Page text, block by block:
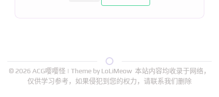
© 2026 ACG嘤嘤怪 | Theme by LoLiMeow 本站内容均收录于网络，
仅供学习参考，如果侵犯到您的权力，请联系我们删除